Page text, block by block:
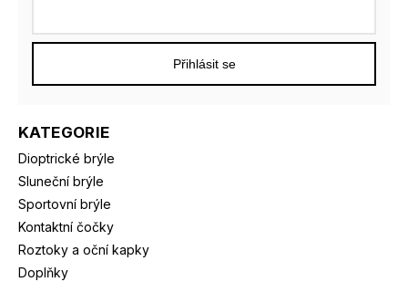
KATEGORIE
Dioptrické brýle
Sluneční brýle
Sportovní brýle
Kontaktní čočky
Roztoky a oční kapky
Doplňky
Přihlásit se